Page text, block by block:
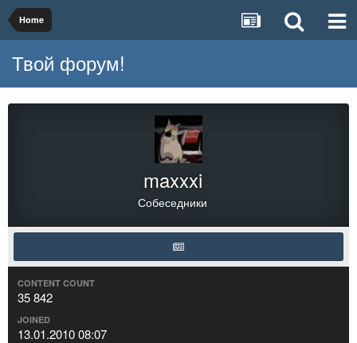
Home
Твой форум!
maxxxi
Собеседники
CONTENT COUNT
35 842
JOINED
13.01.2010 08:07